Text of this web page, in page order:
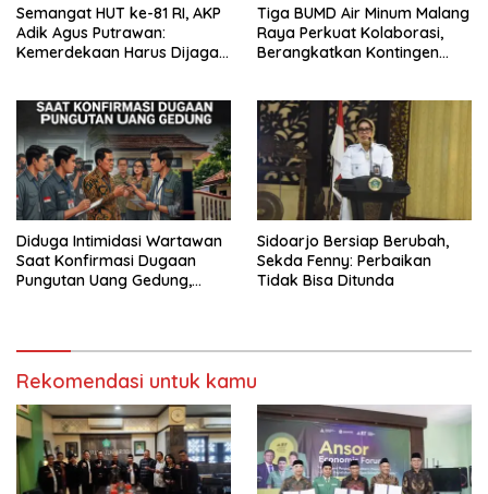
Semangat HUT ke-81 RI, AKP
Adik Agus Putrawan:
Kemerdekaan Harus Dijaga
Tiga BUMD Air Minum Malang
Raya Perkuat Kolaborasi,
Berangkatkan Kontingen
Diduga Intimidasi Wartawan
Saat Konfirmasi Dugaan
Pungutan Uang Gedung,
Sidoarjo Bersiap Berubah,
Sekda Fenny: Perbaikan
Tidak Bisa Ditunda
Rekomendasi untuk kamu